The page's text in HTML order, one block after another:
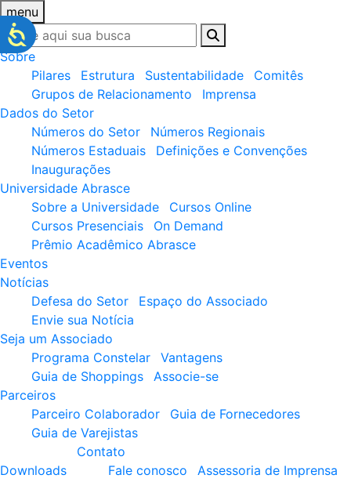
menu
Sobre
Pilares
Estrutura Sustentabilidade
Comitês
Grupos de Relacionamento
Imprensa
Dados do Setor
Números do Setor
Números Regionais
Números Estaduais
Definições e Convenções
Inaugurações
Universidade Abrasce
Sobre a Universidade
Cursos Online
Cursos Presenciais
On Demand
Prêmio Acadêmico Abrasce
Eventos
Notícias
Defesa do Setor
Espaço do Associado
Envie sua Notícia
Seja um Associado
Programa Constelar
Vantagens
Guia de Shoppings
Associe-se
Parceiros
Parceiro Colaborador
Guia de Fornecedores
Guia de Varejistas
Downloads
Contato
Fale conosco
Assessoria de Imprensa